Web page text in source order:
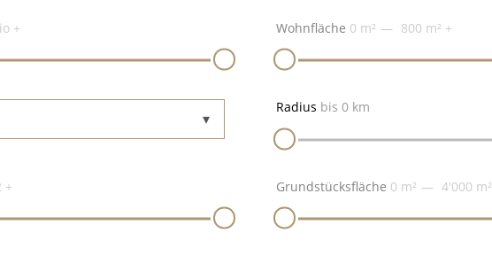
+ Wohnfläche 0 m² 800 m² +
Radius bis 0 km
+ Grundstücksfläche 0 m² 4'000 m²